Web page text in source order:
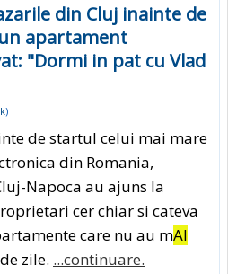
din Cluj inainte de
apartament
"Dormi in pat cu Vlad
)
de startul celui mai mare
din Romania,
Napoca au ajuns la
cer chiar si cateva
care nu au mAI
zile. ...continuare.